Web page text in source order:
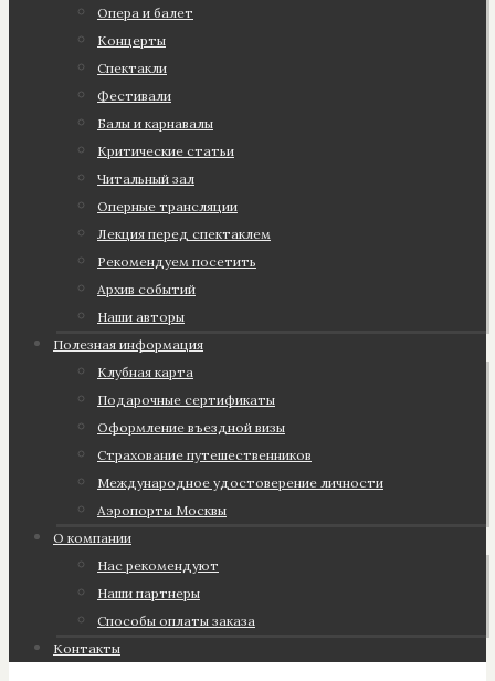
Опера и балет
Концерты
Спектакли
Фестивали
Балы и карнавалы
Критические статьи
Читальный зал
Оперные трансляции
Лекция перед спектаклем
Рекомендуем посетить
Архив событий
Наши авторы
Полезная информация
Клубная карта
Подарочные сертификаты
Оформление въездной визы
Страхование путешественников
Международное удостоверение личности
Аэропорты Москвы
О компании
Нас рекомендуют
Наши партнеры
Cпособы оплаты заказа
Контакты